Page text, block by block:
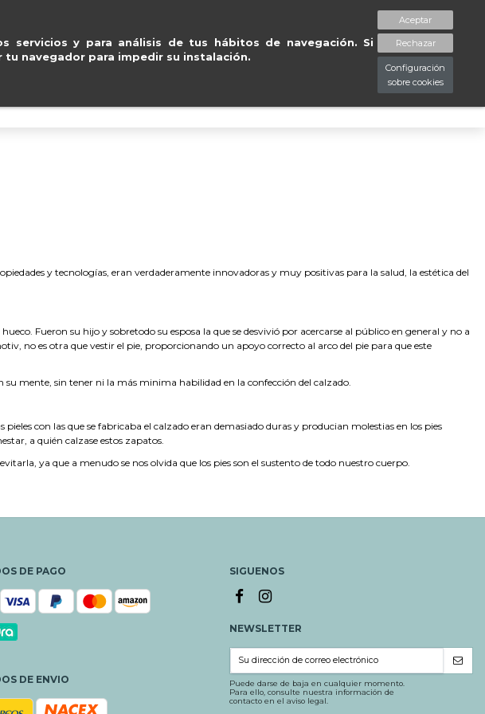
servicios y para análisis de tus hábitos de navegación. Si
navegador para impedir su instalación.
Aceptar
Rechazar
Configuración
sobre cookies
Entregas gratuitas en península en
Lista de deseos (
y tecnologías, eran verdaderamente innovadoras y muy positivas para la salud, la estética del
Fueron su hijo y sobretodo su esposa la que se desvivió por acercarse al público en general y no a
no es otra que vestir el pie, proporcionando un apoyo correcto al arco del pie para que este
mente, sin tener ni la más minima habilidad en la confección del calzado.
con las que se fabricaba el calzado eran demasiado duras y producian molestias en los pies
a quién calzase estos zapatos.
ya que a menudo se nos olvida que los pies son el sustento de todo nuestro cuerpo.
DE PAGO
DE ENVIO
SIGUENOS
NEWSLETTER
Puede darse de baja en cualquier momento.
Para ello, consulte nuestra información de
contacto en el aviso legal.